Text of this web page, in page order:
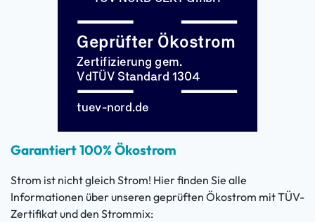
Garantiert 100% Ökostrom
Strom ist nicht gleich Strom! Hier finden Sie alle
Informationen über unseren geprüften Ökostrom mit TÜV-
Zertifikat und den Strommix: